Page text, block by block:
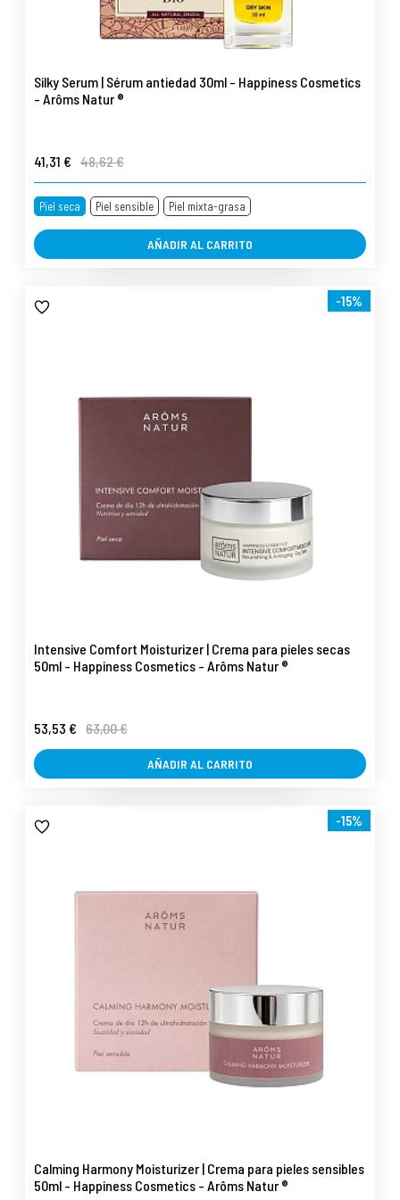
Silky Serum | Sérum antiedad 30ml - Happiness Cosmetics
- Arôms Natur ®
41,31 € 48,62 €
Piel seca Piel sensible Piel mixta-grasa
AÑADIR AL CARRITO
-15%
Intensive Comfort Moisturizer | Crema para pieles secas
50ml - Happiness Cosmetics - Arôms Natur ®
53,53 € 63,00 €
AÑADIR AL CARRITO
-15%
Calming Harmony Moisturizer | Crema para pieles sensibles
50ml - Happiness Cosmetics - Arôms Natur ®